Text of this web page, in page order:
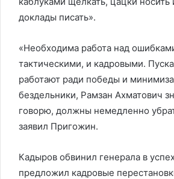
доклады писать».
«Необходима работа над
тактическими, и кадровыми.
работают ради победы и
бездельники, Рамзан Ахматович
говорю, должны немедленно
заявил Пригожин.
Кадыров обвинил генерала в
предложил кадровые